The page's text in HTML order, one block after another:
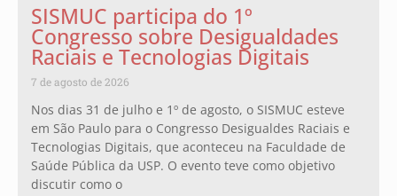
SISMUC participa do 1º
Congresso sobre Desigualdades
Raciais e Tecnologias Digitais
7 de agosto de 2026
Nos dias 31 de julho e 1º de agosto, o SISMUC esteve
em São Paulo para o Congresso Desigualdes Raciais e
Tecnologias Digitais, que aconteceu na Faculdade de
Saúde Pública da USP. O evento teve como objetivo
discutir como o